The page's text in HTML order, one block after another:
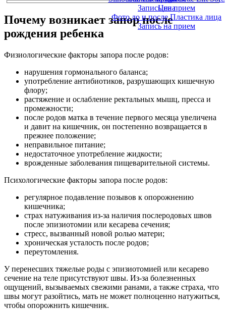
Цена
Фото до и после Пластика лица
Запись на прием
Запись на прием
Почему возникает запор после
рождения ребенка
Физиологические факторы запора после родов:
нарушения гормонального баланса;
употребление антибиотиков, разрушающих кишечную
флору;
растяжение и ослабление ректальных мышц, пресса и
промежности;
после родов матка в течение первого месяца увеличена
и давит на кишечник, он постепенно возвращается в
прежнее положение;
неправильное питание;
недостаточное употребление жидкости;
врожденные заболевания пищеварительной системы.
Психологические факторы запора после родов:
регулярное подавление позывов к опорожнению
кишечника;
страх натуживания из-за наличия послеродовых швов
после эпизиотомии или кесарева сечения;
стресс, вызванный новой ролью матери;
хроническая усталость после родов;
переутомления.
У перенесших тяжелые роды с эпизиотомией или кесарево
сечение на теле присутствуют швы. Из-за болезненных
ощущений, вызываемых свежими ранами, а также страха, что
швы могут разойтись, мать не может полноценно натужиться,
чтобы опорожнить кишечник.